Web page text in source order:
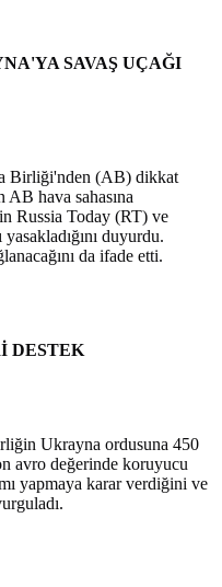
SAVAŞ UÇAĞI
Birliği'nden (AB) dikkat
AB hava sahasına
Russia Today (RT) ve
duyurdu.
da ifade etti.
DESTEK
Ukrayna ordusuna 450
avro değerinde koruyucu
yapmaya karar verdiğini ve